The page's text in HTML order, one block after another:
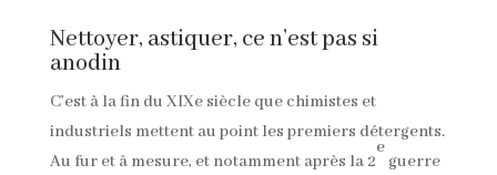
Nettoyer, astiquer, ce n’est pas si
anodin
C’est à la fin du XIXe siècle que chimistes et
industriels mettent au point les premiers détergents.
Au fur et à mesure, et notamment après la 2
e
guerre